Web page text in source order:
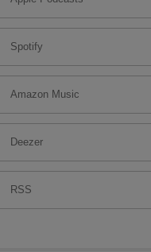
Spotify
Amazon Music
Deezer
RSS